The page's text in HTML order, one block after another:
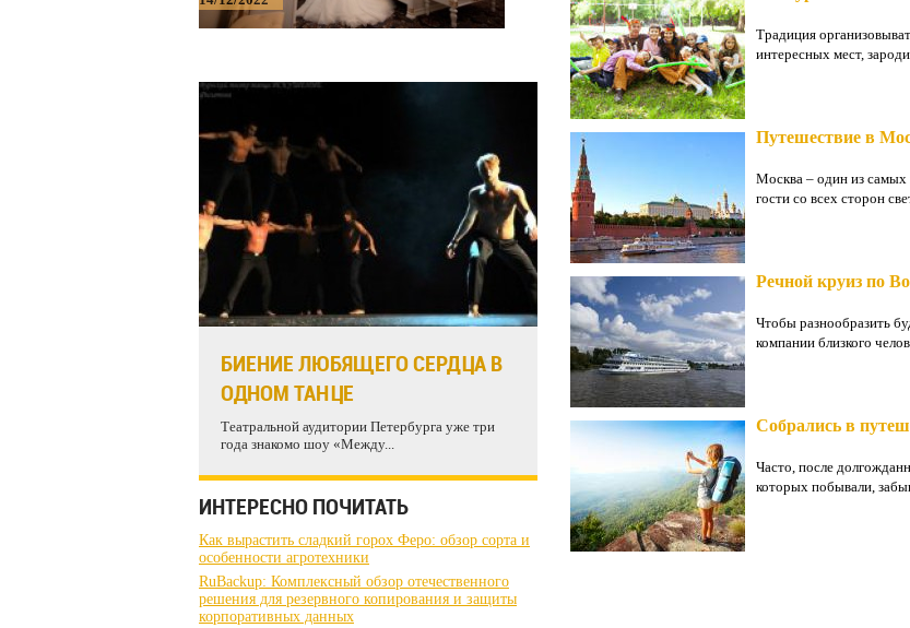
БИЕНИЕ ЛЮБЯЩЕГО СЕРДЦА В
ОДНОМ ТАНЦЕ
Театральной аудитории Петербурга уже три
года знакомо шоу «Между...
ИНТЕРЕСНО ПОЧИТАТЬ
Как вырастить сладкий горох Феро: обзор сорта и
особенности агротехники
RuBackup: Комплексный обзор отечественного
решения для резервного копирования и защиты
корпоративных данных
Традиция
интересных мест,
Путешествие в
Москва – один из самых
гости со всех сторон
Речной круиз по
Чтобы разнообразить
компании близкого
Собрались в
Часто, после
которых побывали,